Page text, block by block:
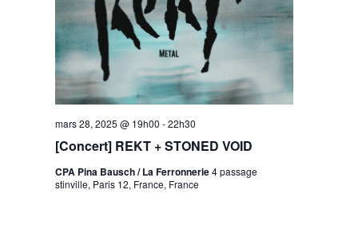
[Concert] REKT + STONED VOID
mars 28, 2025 @ 19h00 -22h30
CPA Pina Bausch / La Ferronnerie4 passage
stinville, Paris 12, France, France